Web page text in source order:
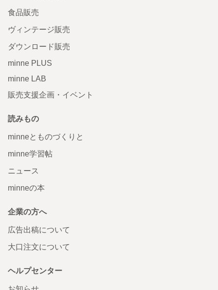
食品販売
ヴィンテージ販売
ダウンロード販売
minne PLUS
minne LAB
販売支援企画・イベント
読みもの
minneとものづくりと
minne学習帖
ニュース
minneの本
企業の方へ
広告出稿について
大口注文について
ヘルプセンター